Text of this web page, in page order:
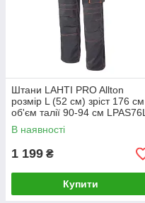
Штани LAHTI PRO Allton
розмір L (52 см) зріст 176 см
об'єм талії 90-94 см LPAS76L
В наявності
1 199 ₴
Купити